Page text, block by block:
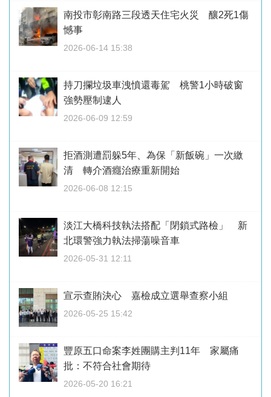
南投市彰南路三段透天住宅火災 釀2死1傷
憾事
2026-06-14 15:38
持刀攔垃圾車洩憤還毒駕 桃警1小時破窗
強勢壓制逮人
2026-06-09 12:59
拒酒測遭罰躲5年、為保「新飯碗」一次繳
清 轉介酒癮治療重新開始
2026-06-08 12:15
淡江大橋科技執法搭配「閉鎖式路檢」 新
北環警強力執法掃蕩噪音車
2026-05-31 12:11
宣示查賄決心 嘉檢成立選舉查察小組
2026-05-25 15:42
豐原五口命案李姓團購主判11年 家屬痛
批：不符合社會期待
2026-05-20 16:21